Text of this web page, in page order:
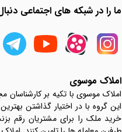
ما را در شبکه های اجتماعی
املاک موسوی
املاک موسوی با تکیه بر
این گروه با در اختیار گذاشتن
خرید ملک را برای مشتریان رقم